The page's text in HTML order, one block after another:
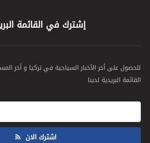
إشترك في القائمة
للحصول على أخر الأخبار السياحية في تركيا و أخر
القائمة البريدية لدينا
اشترك الان